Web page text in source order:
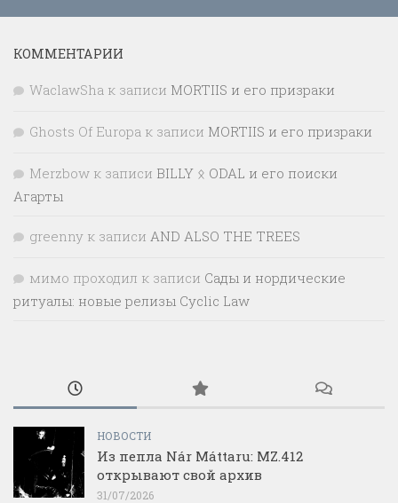
КОММЕНТАРИИ
WaclawSha к записи MORTIIS и его призраки
Ghosts Of Europa к записи MORTIIS и его призраки
Merzbow к записи BILLY ᛟ ODAL и его поиски
Агарты
greenny к записи AND ALSO THE TREES
мимо проходил к записи Сады и нордические
ритуалы: новые релизы Cyclic Law
НОВОСТИ
Из пепла Nár Máttaru: MZ.412
открывают свой архив
31/07/2026